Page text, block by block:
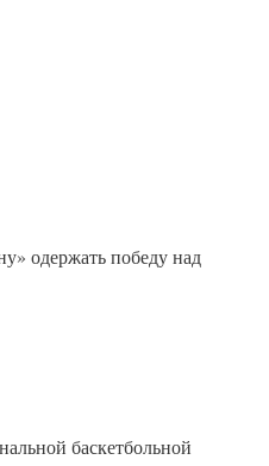
одержать победу над
баскетбольной